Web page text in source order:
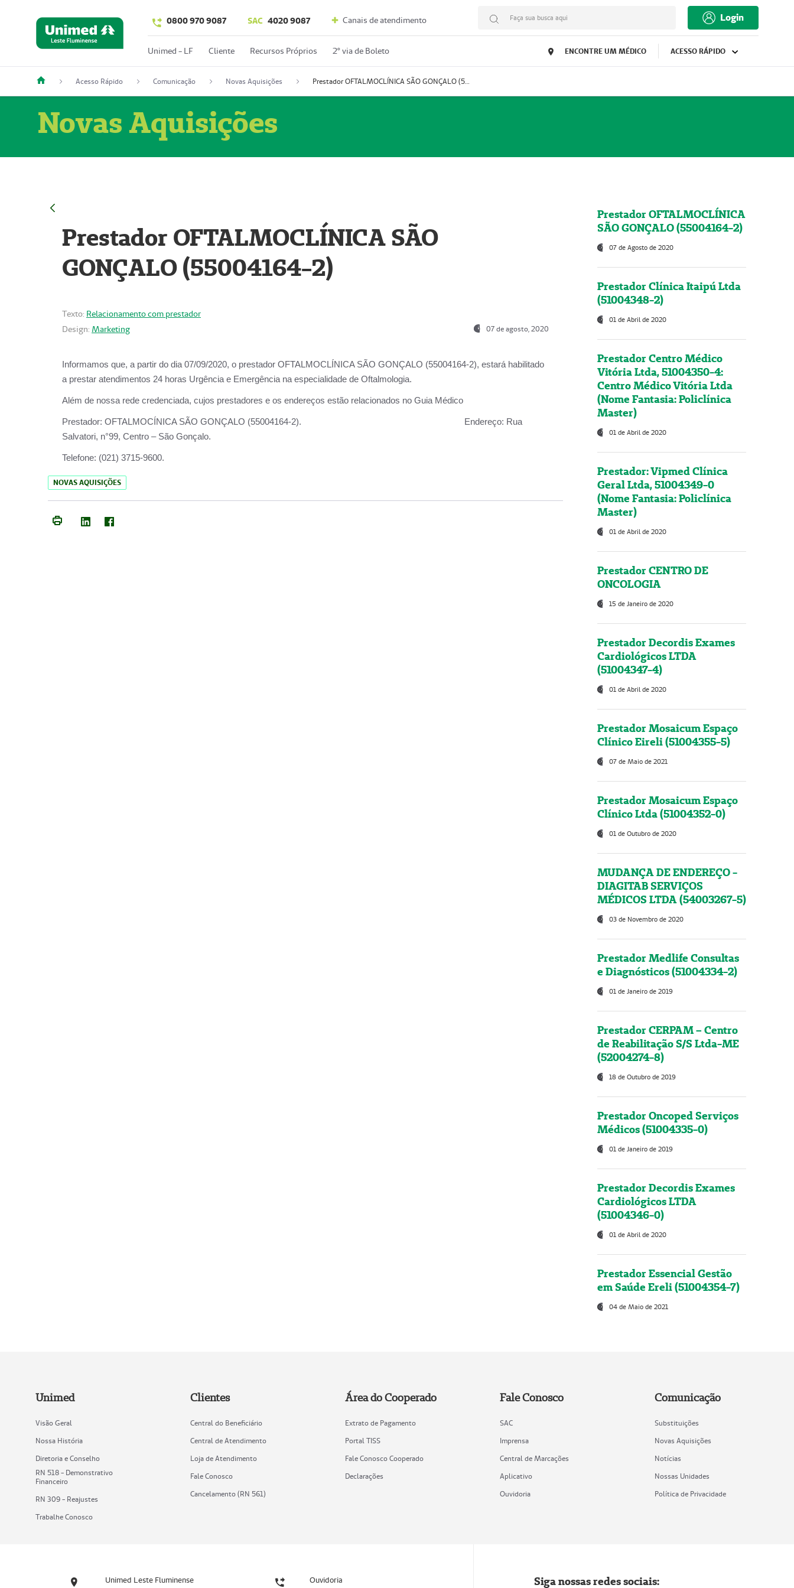
0800 970 9087 SAC 4020 9087 Canais de atendimento Faça sua busca aqui Login
Unimed - LF Cliente Recursos Próprios 2º via de Boleto ENCONTRE UM MÉDICO ACESSO RÁPIDO
Acesso Rápido Comunicação Novas Aquisições Prestador OFTALMOCLÍNICA SÃO GONÇALO (55004164-2)
Novas Aquisições
Prestador OFTALMOCLÍNICA SÃO
GONÇALO (55004164-2)
Texto: Relacionamento com prestador
Design: Marketing 07 de agosto, 2020
Informamos que, a partir do dia 07/09/2020, o prestador OFTALMOCLÍNICA SÃO GONÇALO (55004164-2), estará habilitado
a prestar atendimentos 24 horas Urgência e Emergência na especialidade de Oftalmologia.
Além de nossa rede credenciada, cujos prestadores e os endereços estão relacionados no Guia Médico
Prestador: OFTALMOCÍNICA SÃO GONÇALO (55004164-2). Endereço: Rua
Salvatori, n°99, Centro – São Gonçalo.
Telefone: (021) 3715-9600.
NOVAS AQUISIÇÕES
Prestador OFTALMOCLÍNICA
SÃO GONÇALO (55004164-2)
07 de Agosto de 2020
Prestador Clínica Itaipú Ltda
(51004348-2)
01 de Abril de 2020
Prestador Centro Médico
Vitória Ltda, 51004350-4:
Centro Médico Vitória Ltda
(Nome Fantasia: Policlínica
Master)
01 de Abril de 2020
Prestador: Vipmed Clínica
Geral Ltda, 51004349-0
(Nome Fantasia: Policlínica
Master)
01 de Abril de 2020
Prestador CENTRO DE
ONCOLOGIA
15 de Janeiro de 2020
Prestador Decordis Exames
Cardiológicos LTDA
(51004347-4)
01 de Abril de 2020
Prestador Mosaicum Espaço
Clínico Eireli (51004355-5)
07 de Maio de 2021
Prestador Mosaicum Espaço
Clínico Ltda (51004352-0)
01 de Outubro de 2020
MUDANÇA DE ENDEREÇO -
DIAGITAB SERVIÇOS
MÉDICOS LTDA (54003267-5)
03 de Novembro de 2020
Prestador Medlife Consultas
e Diagnósticos (51004334-2)
01 de Janeiro de 2019
Prestador CERPAM – Centro
de Reabilitação S/S Ltda-ME
(52004274-8)
18 de Outubro de 2019
Prestador Oncoped Serviços
Médicos (51004335-0)
01 de Janeiro de 2019
Prestador Decordis Exames
Cardiológicos LTDA
(51004346-0)
01 de Abril de 2020
Prestador Essencial Gestão
em Saúde Ereli (51004354-7)
04 de Maio de 2021
Unimed
Visão Geral
Nossa História
Diretoria e Conselho
RN 518 - Demonstrativo
Financeiro
RN 309 - Reajustes
Trabalhe Conosco
Clientes
Central do Beneficiário
Central de Atendimento
Loja de Atendimento
Fale Conosco
Cancelamento (RN 561)
Área do Cooperado
Extrato de Pagamento
Portal TISS
Fale Conosco Cooperado
Declarações
Fale Conosco
SAC
Imprensa
Central de Marcações
Aplicativo
Ouvidoria
Comunicação
Substituições
Novas Aquisições
Notícias
Nossas Unidades
Política de Privacidade
Unimed Leste Fluminense Ouvidoria Siga nossas redes sociais: